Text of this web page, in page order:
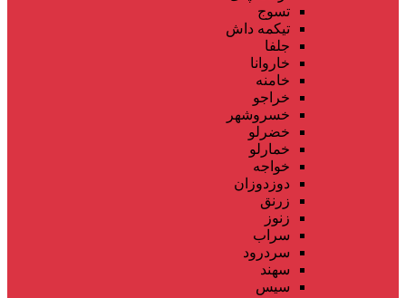
تسوج
تیکمه داش
جلفا
خاروانا
خامنه
خراجو
خسروشهر
خضرلو
خمارلو
خواجه
دوزدوزان
زرنق
زنوز
سراب
سردرود
سهند
سیس